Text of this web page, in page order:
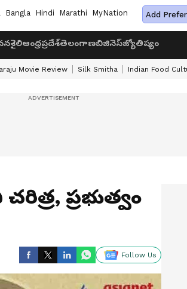
Bangla Hindi Marathi MyNation Add
ఆంధ్రప్రదేశ్తెలంగాణబిజినెస్జ్యోతిష్యం
Movie Review Silk Smitha Indian Food
ప్రభుత్వం
Follow Us